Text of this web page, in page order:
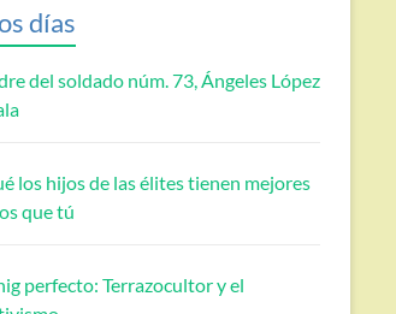
días
del soldado núm. 73, Ángeles López
los hijos de las élites tienen mejores
que tú
perfecto: Terrazocultor y el